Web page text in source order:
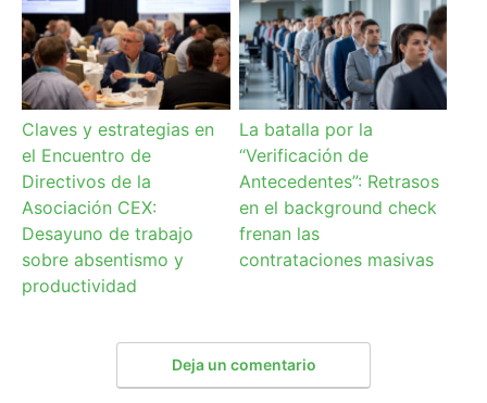
Claves y estrategias en
el Encuentro de
Directivos de la
Asociación CEX:
Desayuno de trabajo
sobre absentismo y
productividad
La batalla por la
“Verificación de
Antecedentes”: Retrasos
en el background check
frenan las
contrataciones masivas
Deja un comentario